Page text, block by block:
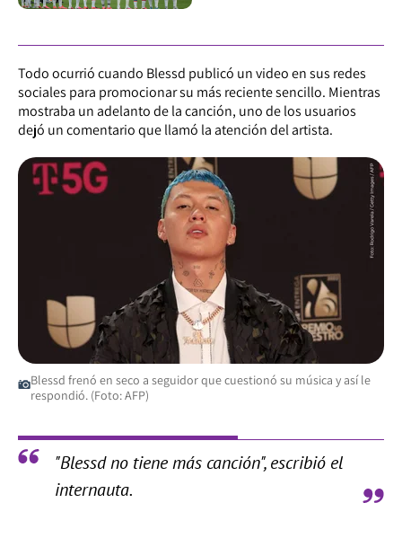
Todo ocurrió cuando Blessd publicó un video en sus redes
sociales para promocionar su más reciente sencillo. Mientras
mostraba un adelanto de la canción, uno de los usuarios
dejó un comentario que llamó la atención del artista.
Blessd frenó en seco a seguidor que cuestionó su música y así le
respondió. (Foto: AFP)
"Blessd no tiene más canción", escribió el
internauta.